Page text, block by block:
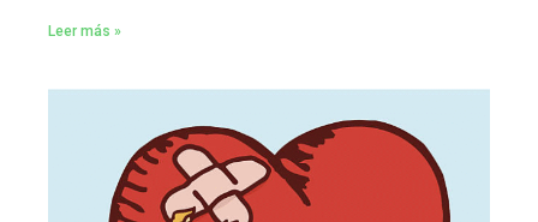
Leer más »